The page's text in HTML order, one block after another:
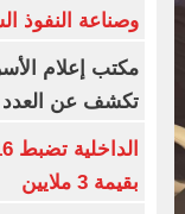
وصناعة النفوذ
مكتب إعلام
تكشف عن العدد
بقيمة 3 ملايين